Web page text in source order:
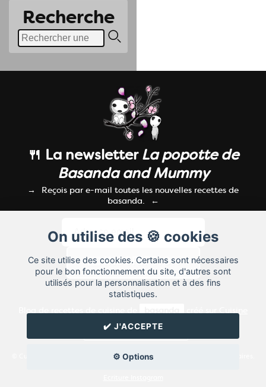
Recherche
On utilise des 🍪 cookies
Ce site utilise des cookies. Certains sont nécessaires
pour le bon fonctionnement du site, d'autres sont
utilisés pour la personnalisation et à des fins
statistiques.
✔️ J'ACCEPTE
⚙️ Options
🍴 La newsletterLa popotte de
Basanda and Mummy
Reçois par e-mail toutes les nouvelles recettes de
basanda.
✉️ Contacter basanda
© Cuisine.land : La plateforme de blog spécialisée dans les blogs culinaires.
Créer un blog de cuisine